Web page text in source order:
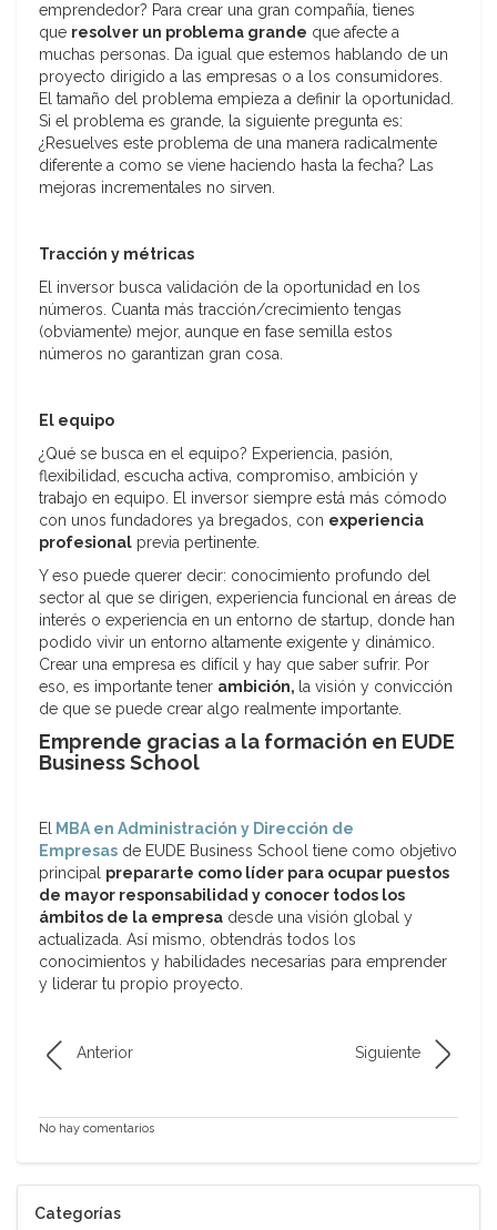
emprendedor? Para crear una gran compañía, tienes
que resolver un problema grande que afecte a
muchas personas. Da igual que estemos hablando de un
proyecto dirigido a las empresas o a los consumidores.
El tamaño del problema empieza a definir la oportunidad.
Si el problema es grande, la siguiente pregunta es:
¿Resuelves este problema de una manera radicalmente
diferente a como se viene haciendo hasta la fecha? Las
mejoras incrementales no sirven.
Tracción y métricas
El inversor busca validación de la oportunidad en los
números. Cuanta más tracción/crecimiento tengas
(obviamente) mejor, aunque en fase semilla estos
números no garantizan gran cosa.
El equipo
¿Qué se busca en el equipo? Experiencia, pasión,
flexibilidad, escucha activa, compromiso, ambición y
trabajo en equipo. El inversor siempre está más cómodo
con unos fundadores ya bregados, con experiencia
profesional previa pertinente.
Y eso puede querer decir: conocimiento profundo del
sector al que se dirigen, experiencia funcional en áreas de
interés o experiencia en un entorno de startup, donde han
podido vivir un entorno altamente exigente y dinámico.
Crear una empresa es difícil y hay que saber sufrir. Por
eso, es importante tener ambición, la visión y convicción
de que se puede crear algo realmente importante.
Emprende gracias a la formación en EUDE
Business School
El MBA en Administración y Dirección de
Empresas de EUDE Business School tiene como objetivo
principal prepararte como líder para ocupar puestos
de mayor responsabilidad y conocer todos los
ámbitos de la empresa desde una visión global y
actualizada. Así mismo, obtendrás todos los
conocimientos y habilidades necesarias para emprender
y liderar tu propio proyecto.
Anterior Siguiente
No hay comentarios
Categorías